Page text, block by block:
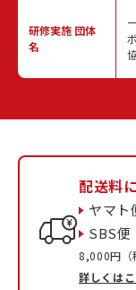
研修実施 団体
名
配送料
ヤマ
SBS便
8,000円（
詳しくは